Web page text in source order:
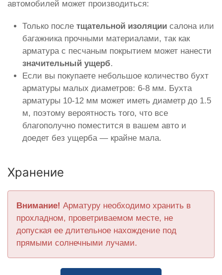
автомобилей может производиться:
Только после тщательной изоляции салона или
багажника прочными материалами, так как
арматура с песчаным покрытием может нанести
значительный ущерб.
Если вы покупаете небольшое количество бухт
арматуры малых диаметров: 6-8 мм. Бухта
арматуры 10-12 мм может иметь диаметр до 1.5
м, поэтому вероятность того, что все
благополучно поместится в вашем авто и
доедет без ущерба — крайне мала.
Хранение
Внимание! Арматуру необходимо хранить в
прохладном, проветриваемом месте, не
допуская ее длительное нахождение под
прямыми солнечными лучами.